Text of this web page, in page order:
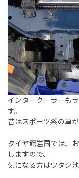
インタークーラーも
す。
昔はスポーツ系の車
タイヤ館岩国では、
しますので、
気になる方はワタシ